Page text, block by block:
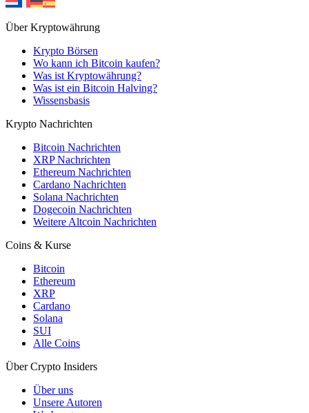
Über Kryptowährung
Krypto Börsen
Wo kann ich Bitcoin kaufen?
Was ist Kryptowährung?
Was ist ein Bitcoin Halving?
Wissensbasis
Krypto Nachrichten
Bitcoin Nachrichten
XRP Nachrichten
Ethereum Nachrichten
Cardano Nachrichten
Solana Nachrichten
Dogecoin Nachrichten
Weitere Altcoin Nachrichten
Coins & Kurse
Bitcoin
Ethereum
XRP
Cardano
Solana
SUI
Alle Coins
Über Crypto Insiders
Über uns
Unsere Autoren